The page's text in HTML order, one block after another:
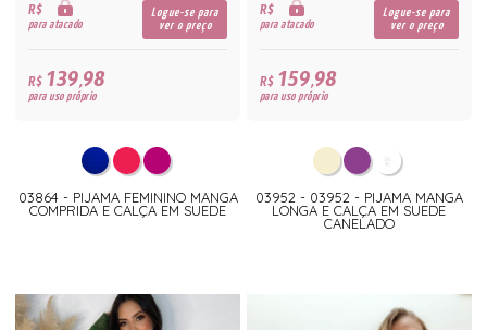
R$
para atacado
Logue-se para
ver o preço
R$139,98
para uso próprio
03864 - PIJAMA FEMININO MANGA
COMPRIDA E CALÇA EM SUEDE
R$
para atacado
Logue-se para
ver o preço
R$159,98
para uso próprio
03952 - 03952 - PIJAMA MANGA
LONGA E CALÇA EM SUEDE
CANELADO